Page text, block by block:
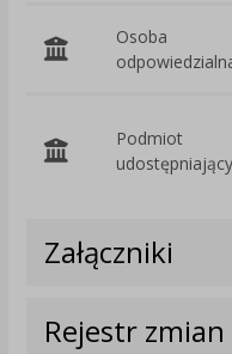
Osoba
Podmiot
Załączniki
Rejestr zmian